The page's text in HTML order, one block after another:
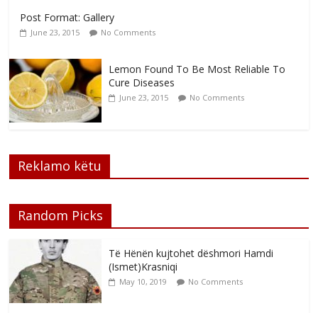
Post Format: Gallery
June 23, 2015 No Comments
Lemon Found To Be Most Reliable To
Cure Diseases
June 23, 2015 No Comments
Reklamo këtu
Random Picks
Të Hënën kujtohet dëshmori Hamdi
(Ismet)Krasniqi
May 10, 2019 No Comments